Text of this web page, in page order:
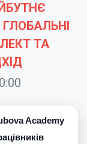
ТА
Academy